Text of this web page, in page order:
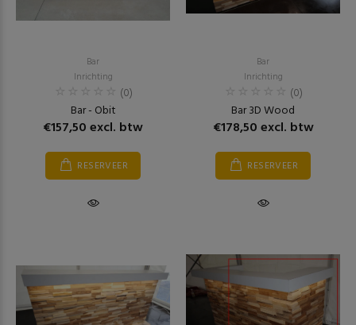
Bar
Inrichting
(0)
Bar - Obit
€157,50 excl. btw
RESERVEER
Bar
Inrichting
(0)
Bar 3D Wood
€178,50 excl. btw
RESERVEER